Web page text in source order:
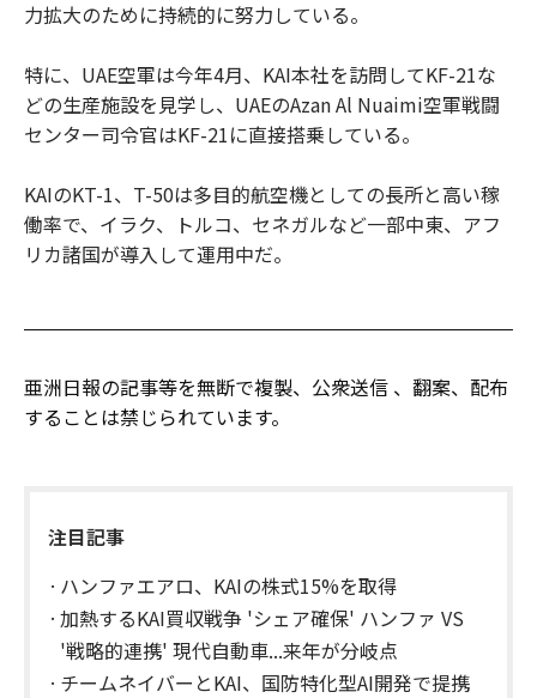
力拡大のために持続的に努力している。
特に、UAE空軍は今年4月、KAI本社を訪問してKF-21な
どの生産施設を見学し、UAEのAzan Al Nuaimi空軍戦闘
センター司令官はKF-21に直接搭乗している。
KAIのKT-1、T-50は多目的航空機としての長所と高い稼
働率で、イラク、トルコ、セネガルなど一部中東、アフ
リカ諸国が導入して運用中だ。
亜洲日報の記事等を無断で複製、公衆送信 、翻案、配布
することは禁じられています。
注目記事
ハンファエアロ、KAIの株式15%を取得
加熱するKAI買収戦争 'シェア確保' ハンファ VS
'戦略的連携' 現代自動車...来年が分岐点
チームネイバーとKAI、国防特化型AI開発で提携